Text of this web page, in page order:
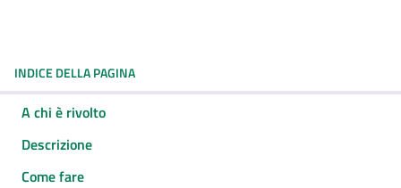
INDICE DELLA PAGINA
A chi è rivolto
Descrizione
Come fare